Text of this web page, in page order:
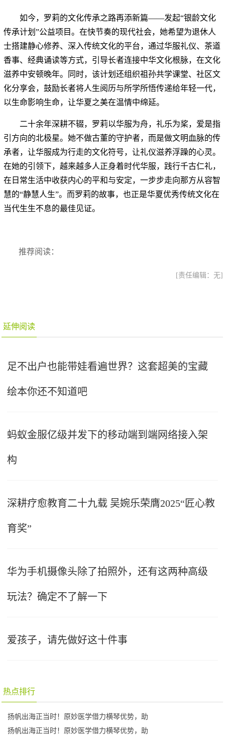
如今，罗莉的文化传承之路再添新篇——发起“银龄文化
传承计划”公益项目。在快节奏的现代社会，她希望为退休人
士搭建静心修养、深入传统文化的平台，通过华服礼仪、茶道
香事、经典诵读等方式，引导长者连接中华文化根脉，在文化
滋养中安顿晚年。同时，该计划还组织祖孙共学课堂、社区文
化分享会，鼓励长者将人生阅历与所学所悟传递给年轻一代，
以生命影响生命，让华夏之美在温情中绵延。
二十余年深耕不辍，罗莉以华服为舟，礼乐为桨，爱是指
引方向的北极星。她不做古董的守护者，而是做文明血脉的传
承者，让华服成为行走的文化符号，让礼仪滋养浮躁的心灵。
在她的引领下，越来越多人正身着时代华服，践行千古仁礼，
在日常生活中收获内心的平和与安定，一步步走向那方从容智
慧的“静慧人生”。而罗莉的故事，也正是华夏优秀传统文化在
当代生生不息的最佳见证。
推荐阅读：
[责任编辑：无]
延伸阅读
足不出户也能带娃看遍世界？这套超美的宝藏
绘本你还不知道吧
蚂蚁金服亿级并发下的移动端到端网络接入架
构
深耕疗愈教育二十九载 吴婉乐荣膺2025“匠心教
育奖”
华为手机摄像头除了拍照外，还有这两种高级
玩法？确定不了解一下
爱孩子，请先做好这十件事
热点排行
扬帆出海正当时！原妙医学借力横琴优势，助
扬帆出海正当时！原妙医学借力横琴优势，助